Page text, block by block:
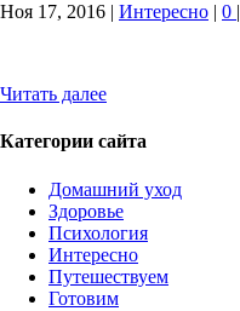
Ноя 17, 2016 | Интересно | 0 |
Читать далее
Категории сайта
Домашний уход
Здоровье
Психология
Интересно
Путешествуем
Готовим